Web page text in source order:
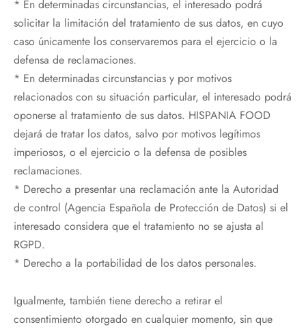
* En determinadas circunstancias, el interesado podrá
solicitar la limitación del tratamiento de sus datos, en cuyo
caso únicamente los conservaremos para el ejercicio o la
defensa de reclamaciones.
* En determinadas circunstancias y por motivos
relacionados con su situación particular, el interesado podrá
oponerse al tratamiento de sus datos. HISPANIA FOOD
dejará de tratar los datos, salvo por motivos legítimos
imperiosos, o el ejercicio o la defensa de posibles
reclamaciones.
* Derecho a presentar una reclamación ante la Autoridad
de control (Agencia Española de Protección de Datos) si el
interesado considera que el tratamiento no se ajusta al
RGPD.
* Derecho a la portabilidad de los datos personales.
Igualmente, también tiene derecho a retirar el
consentimiento otorgado en cualquier momento, sin que